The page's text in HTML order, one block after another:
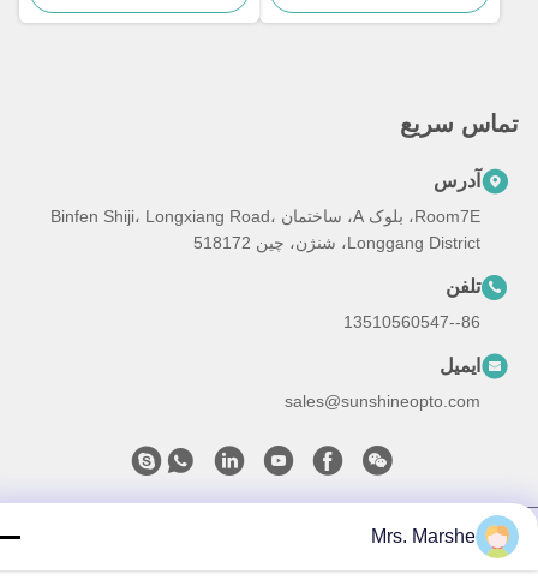
سریع
آدرس
Room7E، بلوک A، ساختمان Binfen Shiji، Longxiang Road،
Longgang District، شنژن، چین 518172
تلفن
ایمیل
sales@sunshineopto.com
سیاست حفظ حریم خصوصی
Mrs. Marshe